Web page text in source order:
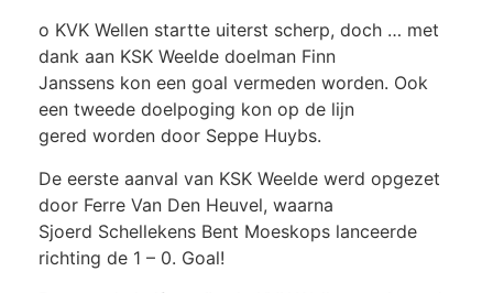
o KVK Wellen startte uiterst scherp, doch … met
dank aan KSK Weelde doelman Finn
Janssens kon een goal vermeden worden. Ook
een tweede doelpoging kon op de lijn
gered worden door Seppe Huybs.
De eerste aanval van KSK Weelde werd opgezet
door Ferre Van Den Heuvel, waarna
Sjoerd Schellekens Bent Moeskops lanceerde
richting de 1 – 0. Goal!